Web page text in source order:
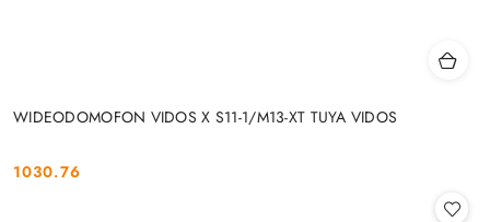
WIDEODOMOFON VIDOS X S11-1/M13-XT TUYA VIDOS
Cena:
1030.76